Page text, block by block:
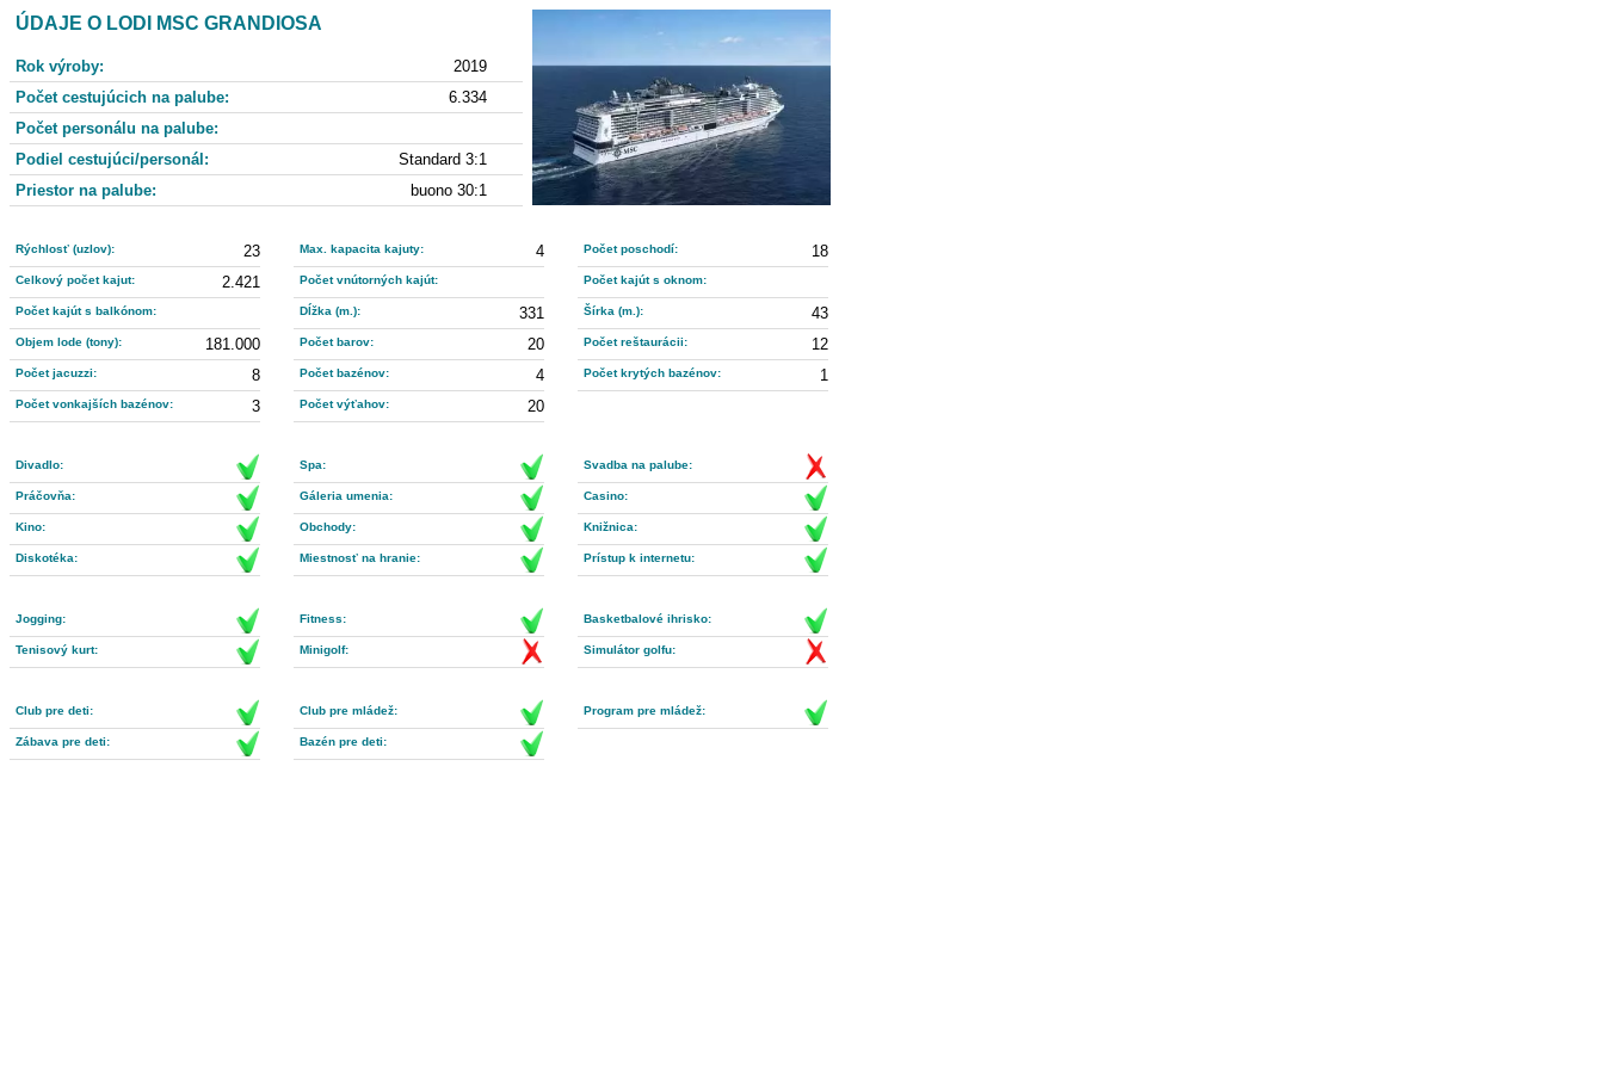
ÚDAJE O LODI MSC GRANDIOSA
Rok výroby:
2019
Počet cestujúcich na palube:
6.334
Počet personálu na palube:
Podiel cestujúci/personál:
Standard 3:1
Priestor na palube:
buono 30:1
Rýchlosť (uzlov): 23 Max. kapacita kajuty: 4 Počet poschodí: 18
Celkový počet kajut: 2.421 Počet vnútorných kajút: Počet kajút s oknom:
Počet kajút s balkónom: Dĺžka (m.): 331 Šírka (m.): 43
Objem lode (tony): 181.000 Počet barov: 20 Počet reštaurácii: 12
Počet jacuzzi: 8 Počet bazénov: 4 Počet krytých bazénov: 1
Počet vonkajších bazénov: 3 Počet výťahov: 20
Divadlo: Spa: Svadba na palube:
Práčovňa: Gáleria umenia: Casino:
Kino: Obchody: Knižnica:
Diskotéka: Miestnosť na hranie: Prístup k internetu:
Jogging: Fitness: Basketbalové ihrisko:
Tenisový kurt: Minigolf: Simulátor golfu:
Club pre deti: Club pre mládež: Program pre mládež:
Zábava pre deti: Bazén pre deti: